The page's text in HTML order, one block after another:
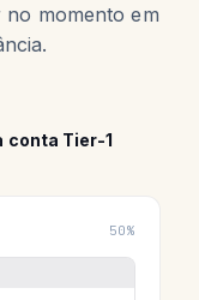
momento em
conta Tier-1
50%